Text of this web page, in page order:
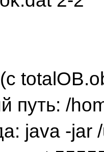
путь: /
java -jar